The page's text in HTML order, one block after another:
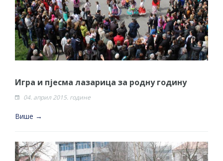
Игра и пјесма лазарица за родну годину
04. април 2015. године
Више →